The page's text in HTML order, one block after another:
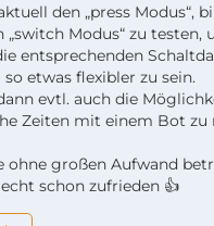
den „press Modus“,
„switch Modus“ zu testen,
entsprechenden
etwas flexibler zu sein.
evtl. auch die
Zeiten mit einem Bot zu
ohne großen Aufwand
schon zufrieden 👍